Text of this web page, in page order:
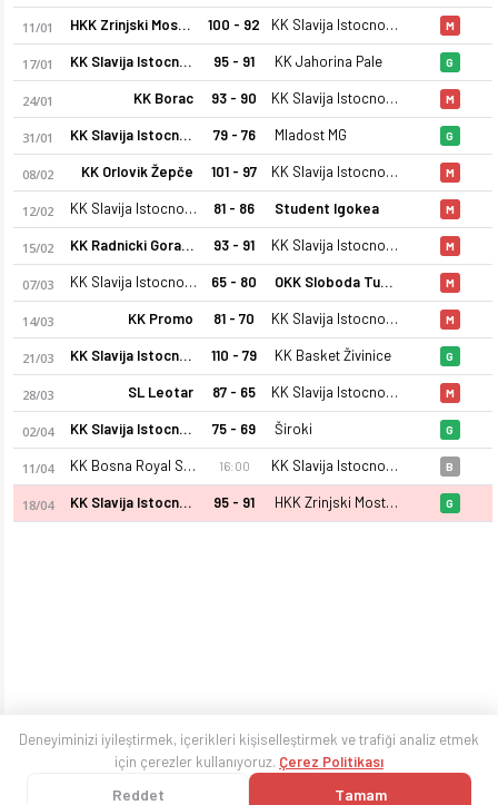
KK Slavija Istocno Sarajevo 25-26 sezonu kadrosu, maç
11/01 HKK Zrinjski Mostar 100 - 92 KK Slavija Istocno Sarajevo M
17/01 KK Slavija Istocno Sarajevo 95 - 91 KK Jahorina Pale G
24/01 KK Borac 93 - 90 KK Slavija Istocno Sarajevo M
31/01 KK Slavija Istocno Sarajevo 79 - 76 Mladost MG G
08/02 KK Orlovik Žepče 101 - 97 KK Slavija Istocno Sarajevo M
12/02 KK Slavija Istocno Sarajevo 81 - 86 Student Igokea M
15/02 KK Radnicki Gorazde 93 - 91 KK Slavija Istocno Sarajevo M
07/03 KK Slavija Istocno Sarajevo 65 - 80 OKK Sloboda Tuzla M
14/03 KK Promo 81 - 70 KK Slavija Istocno Sarajevo M
21/03 KK Slavija Istocno Sarajevo 110 - 79 KK Basket Živinice G
28/03 SL Leotar 87 - 65 KK Slavija Istocno Sarajevo M
02/04 KK Slavija Istocno Sarajevo 75 - 69 Široki G
11/04 KK Bosna Royal Sarajevo 16:00 KK Slavija Istocno Sarajevo B
18/04 KK Slavija Istocno Sarajevo 95 - 91 HKK Zrinjski Mostar G
Deneyiminizi iyileştirmek, içerikleri kişiselleştirmek ve trafiği analiz etmek
için çerezler kullanıyoruz. Çerez Politikası
Reddet Tamam